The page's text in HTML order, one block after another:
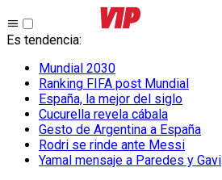
Es tendencia:
Mundial 2030
Ranking FIFA post Mundial
España, la mejor del siglo
Cucurella revela cábala
Gesto de Argentina a España
Rodri se rinde ante Messi
Yamal mensaje a Paredes y Gavi